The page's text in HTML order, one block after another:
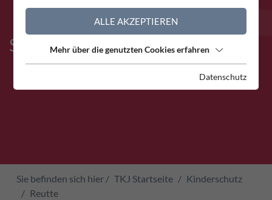
STANDORT REUTTE
Sie befinden sich hier / TKJ Startseite
Kinderschutz
Reutte
ALLE AKZEPTIEREN
Mehr über die genutzten Cookies erfahren
Datenschutz